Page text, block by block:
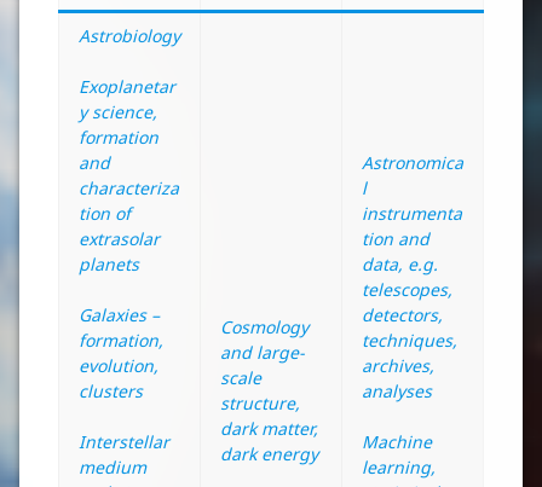
Astrobiology
Exoplanetar
y science,
formation
and
characteriza
tion of
extrasolar
planets
Galaxies –
formation,
evolution,
clusters
Interstellar
medium
Cosmology
and large-
scale
structure,
dark matter,
dark energy
Astronomica
l
instrumenta
tion and
data, e.g.
telescopes,
detectors,
techniques,
archives,
analyses
Machine
learning,